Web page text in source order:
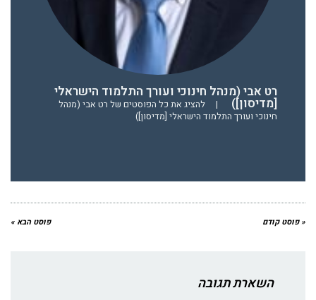
רט אבי (מנהל חינוכי ועורך התלמוד הישראלי
[מדיסון]) |
להציג את כל הפוסטים של רט אבי (מנהל
חינוכי ועורך התלמוד הישראלי [מדיסון])
« פוסט קודם פוסט הבא »
השארת תגובה